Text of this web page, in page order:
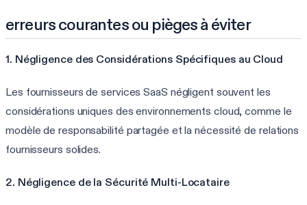
erreurs courantes ou pièges à éviter
1. Négligence des Considérations Spécifiques au Cloud
Les fournisseurs de services SaaS négligent souvent les
considérations uniques des environnements cloud, comme le
modèle de responsabilité partagée et la nécessité de relations
fournisseurs solides.
2. Négligence de la Sécurité Multi-Locataire